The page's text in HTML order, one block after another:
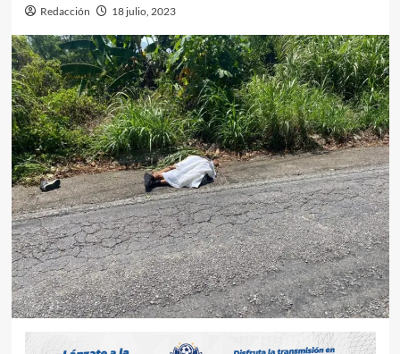
Redacción 18 julio, 2023